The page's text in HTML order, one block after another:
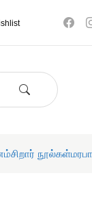
சிறார் நூல்கள்